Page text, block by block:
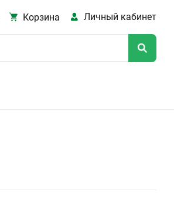
Корзина Личный кабинет